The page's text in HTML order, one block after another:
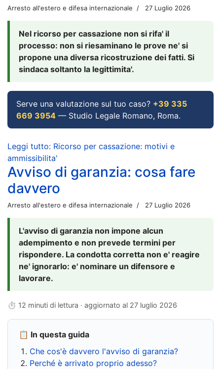
Arresto all'estero e difesa internazionale 27 Luglio 2026
Nel ricorso per cassazione non si rifa' il
processo: non si riesaminano le prove ne' si
propone una diversa ricostruzione dei fatti. Si
sindaca soltanto la legittimita'.
Serve una valutazione sul tuo caso? +39 335
669 3954 — Studio Legale Romano, Roma.
Leggi tutto: Ricorso per cassazione: motivi e
ammissibilita'
Avviso di garanzia: cosa fare
davvero
Arresto all'estero e difesa internazionale 27 Luglio 2026
L'avviso di garanzia non impone alcun
adempimento e non prevede termini per
rispondere. La condotta corretta non e' reagire
ne' ignorarlo: e' nominare un difensore e
lavorare.
⏱ 12 minuti di lettura · aggiornato al 27 luglio 2026
📋 In questa guida
Che cos'è davvero l'avviso di garanzia?
Perché è arrivato proprio adesso?